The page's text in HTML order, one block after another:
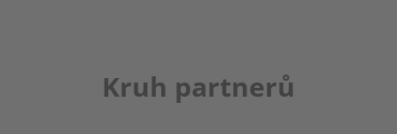
Kruh partnerů